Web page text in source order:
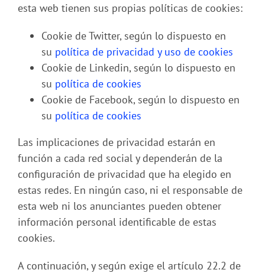
esta web tienen sus propias políticas de cookies:
Cookie de Twitter, según lo dispuesto en
su política de privacidad y uso de cookies
Cookie de Linkedin, según lo dispuesto en
su política de cookies
Cookie de Facebook, según lo dispuesto en
su política de cookies
Las implicaciones de privacidad estarán en
función a cada red social y dependerán de la
configuración de privacidad que ha elegido en
estas redes. En ningún caso, ni el responsable de
esta web ni los anunciantes pueden obtener
información personal identificable de estas
cookies.
A continuación, y según exige el artículo 22.2 de